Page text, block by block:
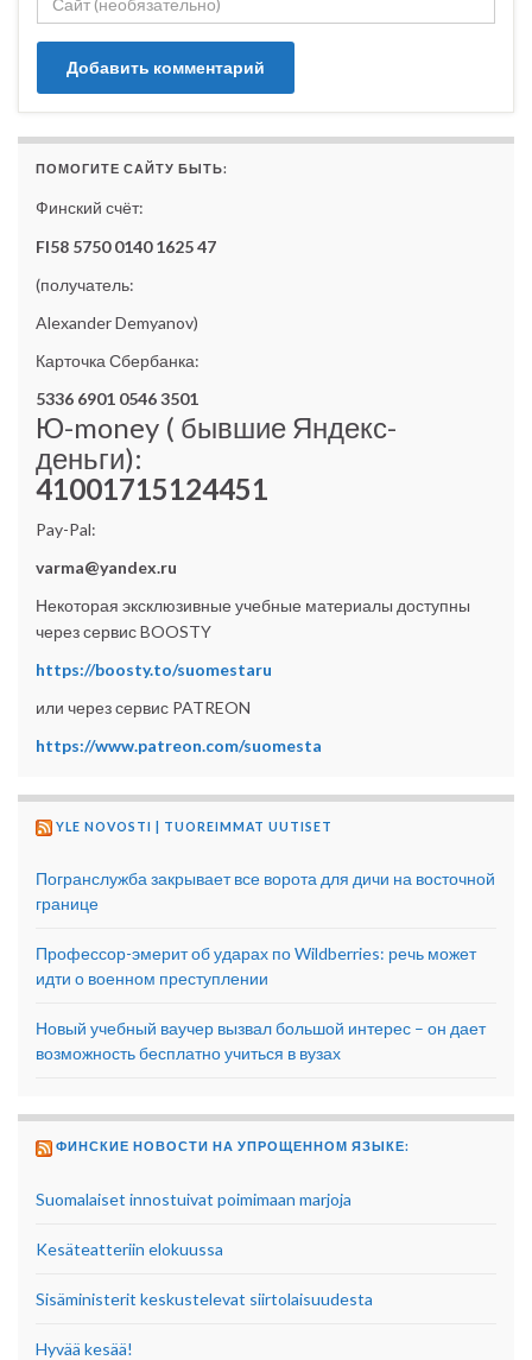
ПОМОГИТЕ САЙТУ БЫТЬ:
Финский счёт:
FI58 5750 0140 1625 47
(получатель:
Alexander Demyanov)
Карточка Сбербанка:
5336 6901 0546 3501
Ю-money ( бывшие Яндекс-
деньги):
41001715124451
Pay-Pal:
varma@yandex.ru
Некоторая эксклюзивные учебные материалы доступны
через сервис BOOSTY
https://boosty.to/suomestaru
или через сервис PATREON
https://www.patreon.com/suomesta
YLE NOVOSTI | TUOREIMMAT UUTISET
Погранслужба закрывает все ворота для дичи на восточной
границе
Профессор-эмерит об ударах по Wildberries: речь может
идти о военном преступлении
Новый учебный ваучер вызвал большой интерес – он дает
возможность бесплатно учиться в вузах
ФИНСКИЕ НОВОСТИ НА УПРОЩЕННОМ ЯЗЫКЕ:
Suomalaiset innostuivat poimimaan marjoja
Kesäteatteriin elokuussa
Sisäministerit keskustelevat siirtolaisuudesta
Hyvää kesää!